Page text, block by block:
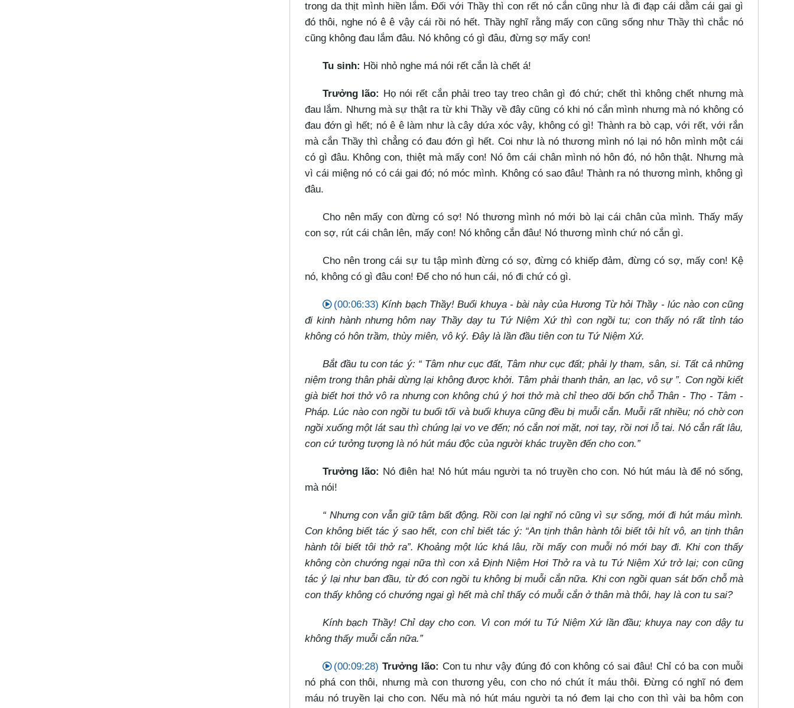
trong da thịt mình hiền lắm. Đối với Thầy thì con rết nó cắn cũng như là đi đạp cái dằm cái gai gì
đó thôi, nghe nó ê ê vậy cái rồi nó hết. Thầy nghĩ rằng mấy con cũng sống như Thầy thì chắc nó
cũng không đau lắm đâu. Nó không có gì đâu, đừng sợ mấy con!
Tu sinh: Hồi nhỏ nghe má nói rết cắn là chết á!
Trưởng lão:
Họ nói rết cắn phải treo tay treo chân gì đó chứ; chết thì không chết nhưng mà
đau lắm. Nhưng mà sự thật ra từ khi Thầy về đây cũng có khi nó cắn mình nhưng mà nó không có
đau đớn gì hết; nó ê ê làm như là cây dứa xóc vậy, không có gì! Thành ra bò cạp, với rết, với rắn
mà cắn Thầy thì chẳng có đau đớn gì hết. Coi như là nó thương mình nó lại nó hôn mình một cái
có gì đâu. Không con, thiệt mà mấy con! Nó ôm cái chân mình nó hôn đó, nó hôn thật. Nhưng mà
vì cái miệng nó có cái gai đó; nó móc mình. Không có sao đâu! Thành ra nó thương mình, không gì
đâu.
Cho nên mấy con đừng có sợ! Nó thương mình nó mới bò lại cái chân của mình. Thấy mấy
con sợ, rút cái chân lên, mấy con! Nó không cắn đâu! Nó thương mình chứ nó cắn gì.
Cho nên trong cái sự tu tập mình đừng có sợ, đừng có khiếp đảm, đừng có sợ, mấy con! Kệ
nó, không có gì đâu con! Để cho nó hun cái, nó đi chứ có gì.
(00:06:33) Kính bạch Thầy! Buổi khuya - bài này của Hương Từ hỏi Thầy - lúc nào con cũng
đi kinh hành nhưng hôm nay Thầy dạy tu Tứ Niệm Xứ thì con ngồi tu; con thấy nó rất tỉnh táo
không có hôn trầm, thùy miên, vô ký. Đây là lần đầu tiên con tu Tứ Niệm Xứ.
Bắt đầu tu con tác ý: “ Tâm như cục đất, Tâm như cục đất; phải ly tham, sân, si. Tất cả những
niệm trong thân phải dừng lại không được khởi. Tâm phải thanh thản, an lạc, vô sự ”. Con ngồi kiết
già biết hơi thở vô ra nhưng con không chú ý hơi thở mà chỉ theo dõi bốn chỗ Thân - Thọ - Tâm -
Pháp. Lúc nào con ngồi tu buổi tối và buổi khuya cũng đều bị muỗi cắn. Muỗi rất nhiều; nó chờ con
ngồi xuống một lát sau thì chúng lại vo ve đến; nó cắn nơi mặt, nơi tay, rồi nơi lỗ tai. Nó cắn rất lâu,
con cứ tưởng tượng là nó hút máu độc của người khác truyền đến cho con.”
Trưởng lão: Nó điên ha! Nó hút máu người ta nó truyền cho con. Nó hút máu là để nó sống,
mà nói!
“ Nhưng con vẫn giữ tâm bất động. Rồi con lại nghĩ nó cũng vì sự sống, mới đi hút máu mình.
Con không biết tác ý sao hết, con chỉ biết tác ý: “An tịnh thân hành tôi biết tôi hít vô, an tịnh thân
hành tôi biết tôi thở ra”. Khoảng một lúc khá lâu, rồi mấy con muỗi nó mới bay đi. Khi con thấy
không còn chướng ngại nữa thì con xả Định Niệm Hơi Thở ra và tu Tứ Niệm Xứ trở lại; con cũng
tác ý lại như ban đầu, từ đó con ngồi tu không bị muỗi cắn nữa. Khi con ngồi quan sát bốn chỗ mà
con thấy không có chướng ngại gì hết mà chỉ thấy có muỗi cắn ở thân mà thôi, hay là con tu sai?
Kính bạch Thầy! Chỉ dạy cho con. Vì con mới tu Tứ Niệm Xứ lần đầu; khuya nay con dậy tu
không thấy muỗi cắn nữa.”
(00:09:28) Trưởng lão: Con tu như vậy đúng đó con không có sai đâu! Chỉ có ba con muỗi
nó phá con thôi, nhưng mà con thương yêu, con cho nó chút ít máu thôi. Đừng có nghĩ nó đem
máu nó truyền lại cho con. Nếu mà nó hút máu người ta nó đem lại cho con thì vài ba hôm con